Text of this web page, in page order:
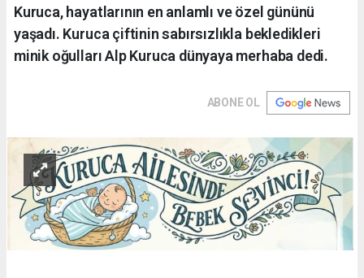
Kuruca, hayatlarının en anlamlı ve özel gününü
yaşadı. Kuruca çiftinin sabırsızlıkla bekledikleri
minik oğulları Alp Kuruca dünyaya merhaba dedi.
ABONE OL